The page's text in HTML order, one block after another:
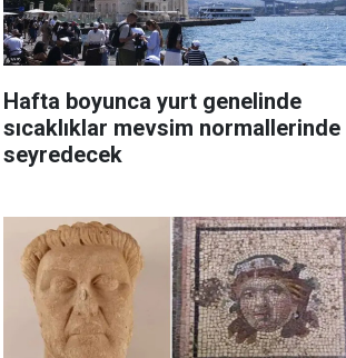
Hafta boyunca yurt genelinde
sıcaklıklar mevsim normallerinde
seyredecek